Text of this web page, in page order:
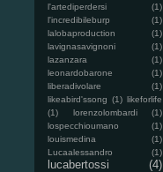
l'artediperdersi
(1)
l'incredibileburp
(1)
lalobaproduction
(1)
lavignasavignoni
(1)
lazanzara
(1)
leonardobarone
(1)
liberadivolare
(1)
likeabird'ssong (1) likeforlife
(1)
lorenzolombardi
(1)
lospecchioumano
(1)
louismedina
(1)
Lucaalessandro
(1)
lucabertossi (4)